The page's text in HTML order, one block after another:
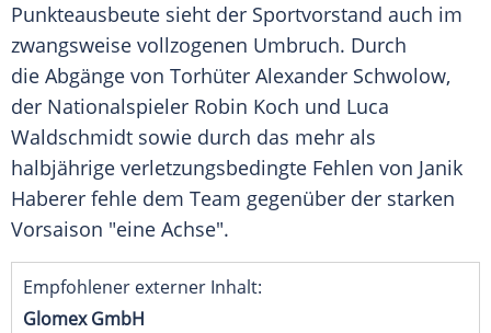
Punkteausbeute sieht der Sportvorstand auch im
zwangsweise vollzogenen Umbruch. Durch
die Abgänge von Torhüter Alexander Schwolow,
der Nationalspieler Robin Koch und Luca
Waldschmidt sowie durch das mehr als
halbjährige verletzungsbedingte Fehlen von Janik
Haberer fehle dem Team gegenüber der starken
Vorsaison "eine Achse".
Empfohlener externer Inhalt:
Glomex GmbH